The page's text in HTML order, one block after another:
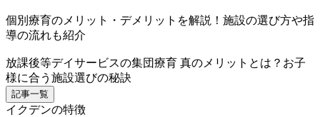
個別療育のメリット・デメリットを解説！施設の選び方や指
導の流れも紹介
放課後等デイサービスの集団療育 真のメリットとは？お子
様に合う施設選びの秘訣
記事一覧
イクデンの特徴